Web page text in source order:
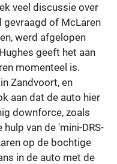
veel discussie over
gevraagd of McLaren
werd afgelopen
geeft het aan
momenteel is.
Zandvoort, en
aan dat de auto hier
downforce, zoals
van de 'mini-DRS-
op de bochtige
in de auto met de